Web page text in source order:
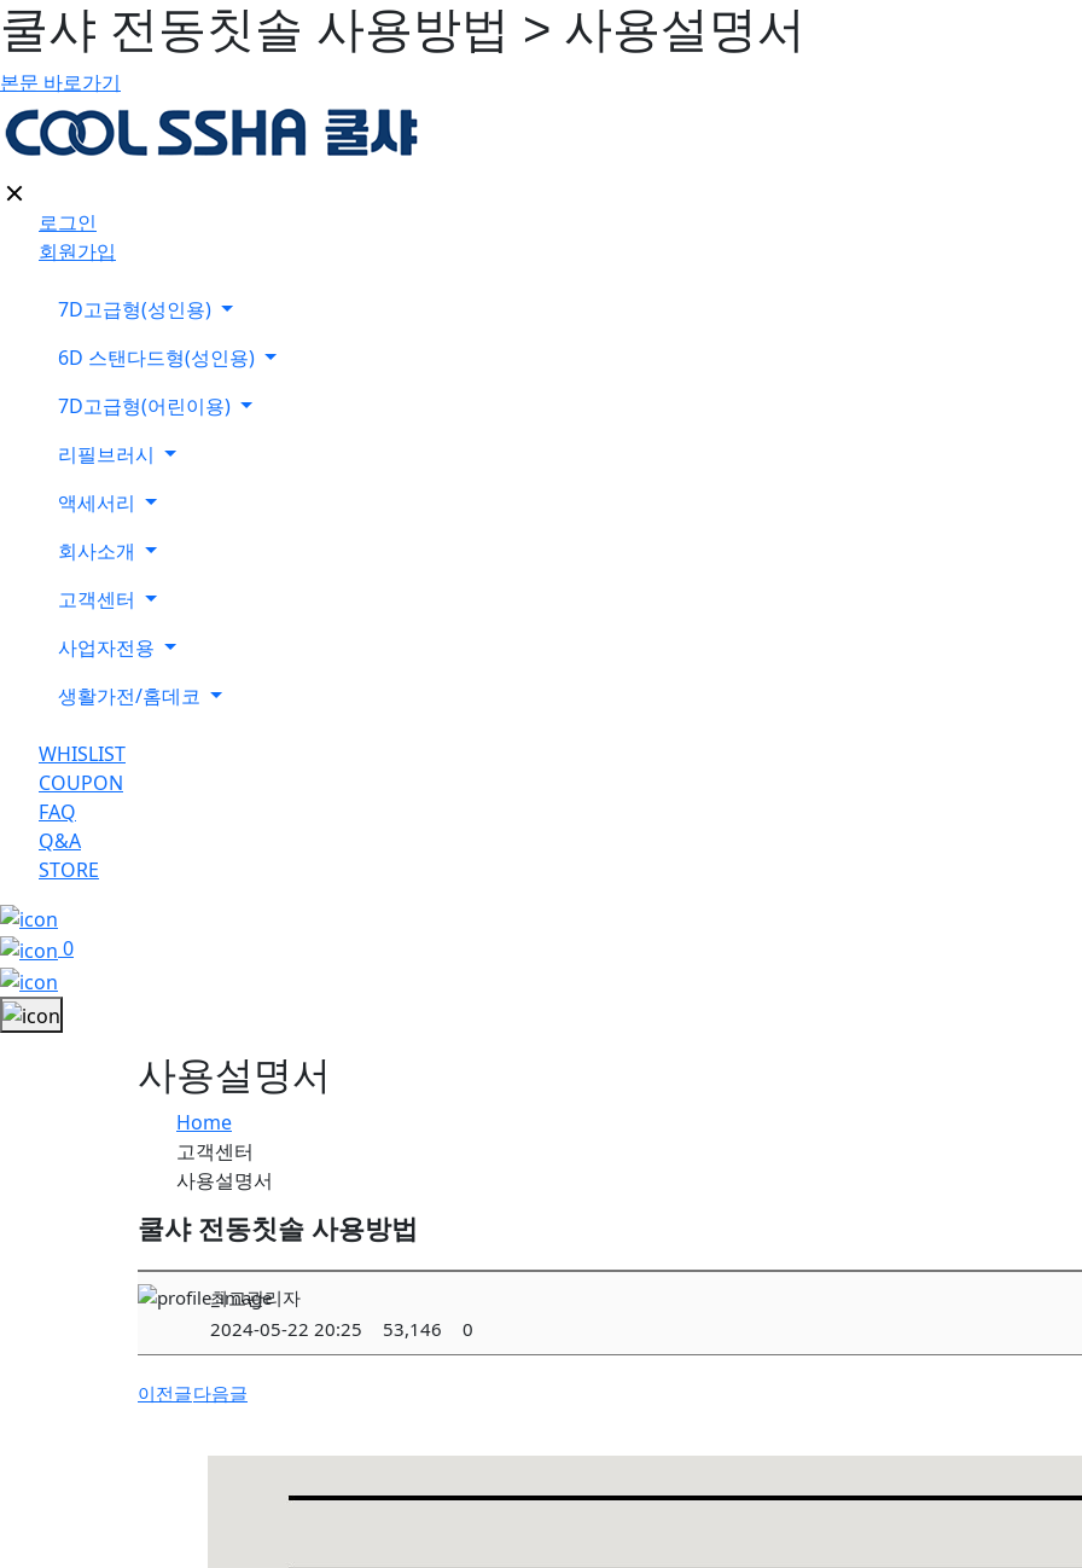
쿨샤 전동칫솔 사용방법 > 사용설명서
본문 바로가기
로그인
회원가입
7D고급형(성인용)
6D 스탠다드형(성인용)
7D고급형(어린이용)
리필브러시
액세서리
회사소개
고객센터
사업자전용
생활가전/홈데코
WHISLIST
COUPON
FAQ
Q&A
STORE
0
사용설명서
Home
고객센터
사용설명서
쿨샤 전동칫솔 사용방법
최고관리자
2024-05-22 20:25
53,146 0
이전글다음글